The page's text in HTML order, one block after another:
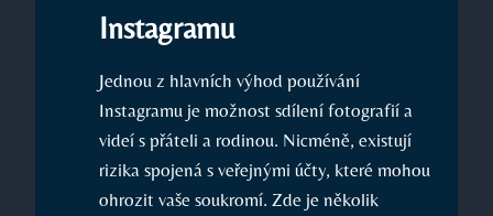
Instagramu
Jednou z hlavních výhod používání
Instagramu je možnost sdílení fotografií a
videí s přáteli a rodinou. Nicméně, existují
rizika spojená s veřejnými účty, které mohou
ohrozit vaše soukromí. Zde je několik